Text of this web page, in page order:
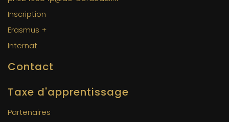
Inscription
Erasmus +
Internat
Contact
Taxe d'apprentissage
Partenaires